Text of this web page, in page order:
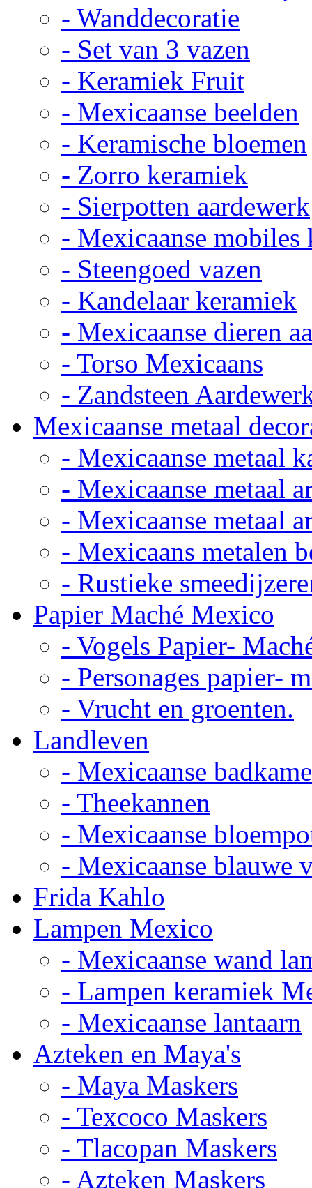
- Wanddecoratie
- Set van 3 vazen
- Keramiek Fruit
- Mexicaanse beelden
- Keramische bloemen
- Zorro keramiek
- Sierpotten aardewerk
- Mexicaanse mobiles
- Steengoed vazen
- Kandelaar keramiek
- Mexicaanse dieren
- Torso Mexicaans
- Zandsteen
Mexicaanse metaal
- Mexicaanse metaal
- Mexicaanse metaal
- Mexicaanse metaal
- Mexicaans metalen
- Rustieke
Papier Maché Mexico
- Vogels Papier-
- Personages papier-
- Vrucht en groenten.
Landleven
- Mexicaanse
- Theekannen
- Mexicaanse
- Mexicaanse blauwe
Frida Kahlo
Lampen Mexico
- Mexicaanse wand
- Lampen keramiek
- Mexicaanse lantaarn
Azteken en Maya's
- Maya Maskers
- Texcoco Maskers
- Tlacopan Maskers
- Azteken Maskers